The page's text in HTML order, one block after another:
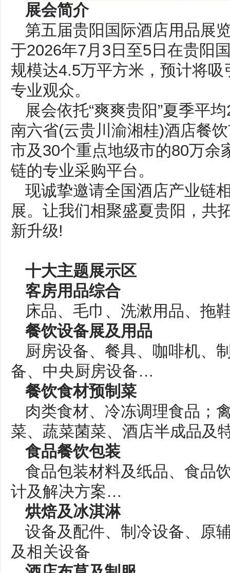
展会简介
第五届贵阳国际酒店用品展
于2026年7月3日至5日在贵阳
规模达4.5万平方米，预计将
专业观众。
展会依托“爽爽贵阳”夏季平
南六省(云贵川渝湘桂)酒店餐
市及30个重点地级市的80万余
链的专业采购平台。
现诚挚邀请全国酒店产业链
展。让我们相聚盛夏贵阳，共
新升级!
十大主题展示区
客房用品综合
床品、毛巾、洗漱用品、拖
餐饮设备展及用品
厨房设备、餐具、咖啡机、
备、中央厨房设备…
餐饮食材预制菜
肉类食材、冷冻调理食品；
菜、蔬菜菌菜、酒店半成品及
食品餐饮包装
食品包装材料及纸品、食品
计及解决方案…
烘焙及冰淇淋
设备及配件、制冷设备、原
及相关设备